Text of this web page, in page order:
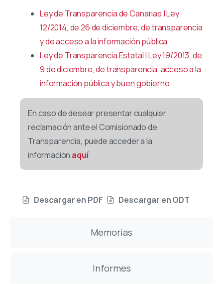
Memorias
Informes
Ley de Transparencia de Canarias | Ley
12/2014, de 26 de diciembre, de transparencia
y de acceso a la información pública
Ley de Transparencia Estatal | Ley 19/2013, de
9 de diciembre, de transparencia, acceso a la
información pública y buen gobierno
En caso de desear presentar cualquier
reclamación ante el Comisionado de
Transparencia, puede acceder a la
información aquí
Descargar en PDF Descargar en ODT